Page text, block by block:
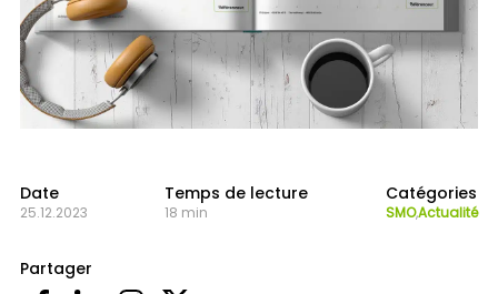
Date
25.12.2023
Temps de lecture
18 min
Catégories
SMO,Actualité
Partager